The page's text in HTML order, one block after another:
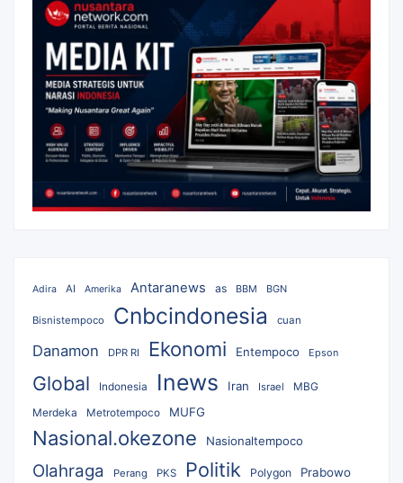
Adira AI Amerika Antaranews as BBM BGN
Bisnistempoco Cnbcindonesia cuan
Danamon DPR RI Ekonomi Entempoco Epson
Global Indonesia Inews Iran Israel
MBG
Merdeka
Metrotempoco MUFG
Nasional.okezone Nasionaltempoco
Olahraga Perang PKS Politik Polygon Prabowo